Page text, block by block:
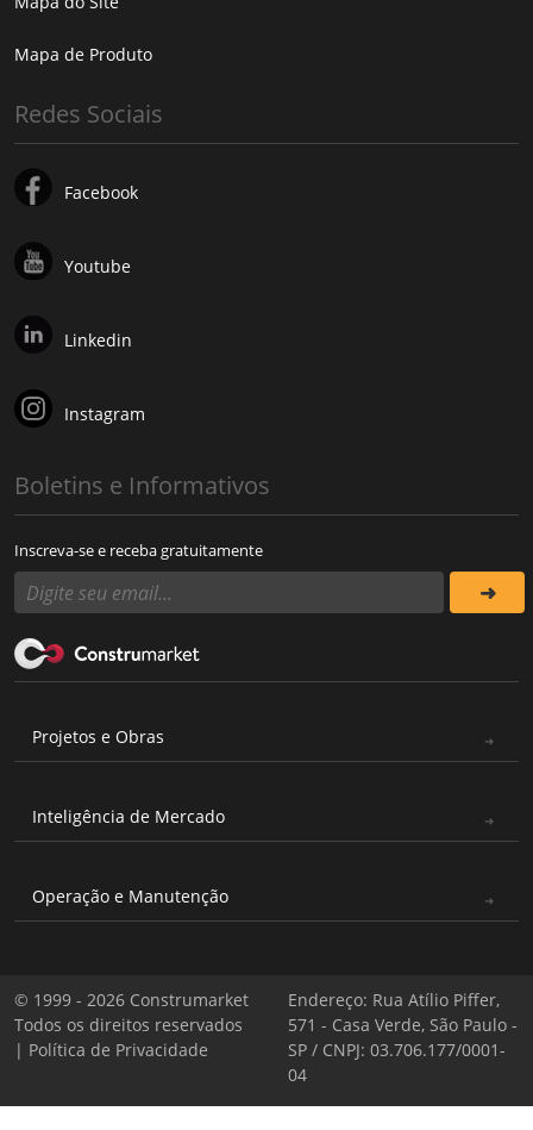
Mapa de Produto
Redes Sociais
Facebook
Youtube
Linkedin
Instagram
Boletins e Informativos
Inscreva-se e receba gratuitamente
Projetos e Obras
Inteligência de Mercado
Operação e Manutenção
© 1999 - 2026 Construmarket
Todos os direitos reservados
| Política de Privacidade
Endereço: Rua Atílio Piffer,
571 - Casa Verde, São Paulo -
SP / CNPJ: 03.706.177/0001-
04